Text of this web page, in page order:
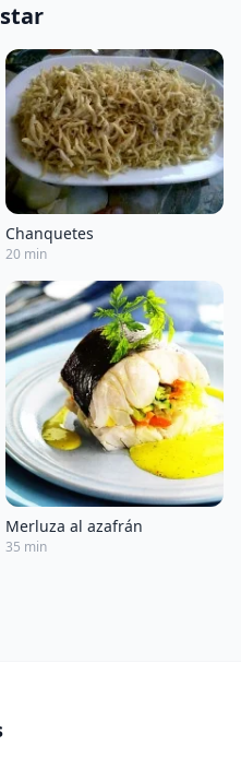
Chanquetes
20 min
Merluza al azafrán
35 min